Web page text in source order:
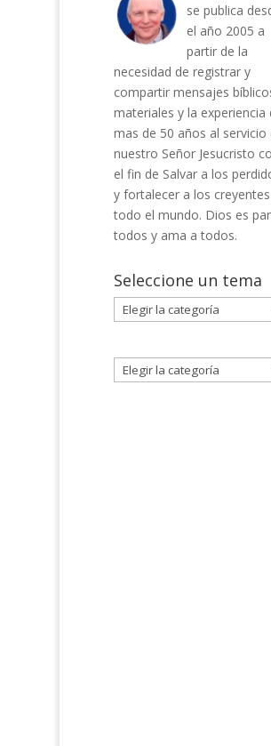
se publica
el año 2005 a
partir de la
necesidad de registrar y
compartir mensajes
materiales y la experiencia
mas de 50 años al servicio
nuestro Señor Jesucristo
el fin de Salvar a los
y fortalecer a los
todo el mundo. Dios es
todos y ama a todos.
Seleccione un tema
Seleccione
un